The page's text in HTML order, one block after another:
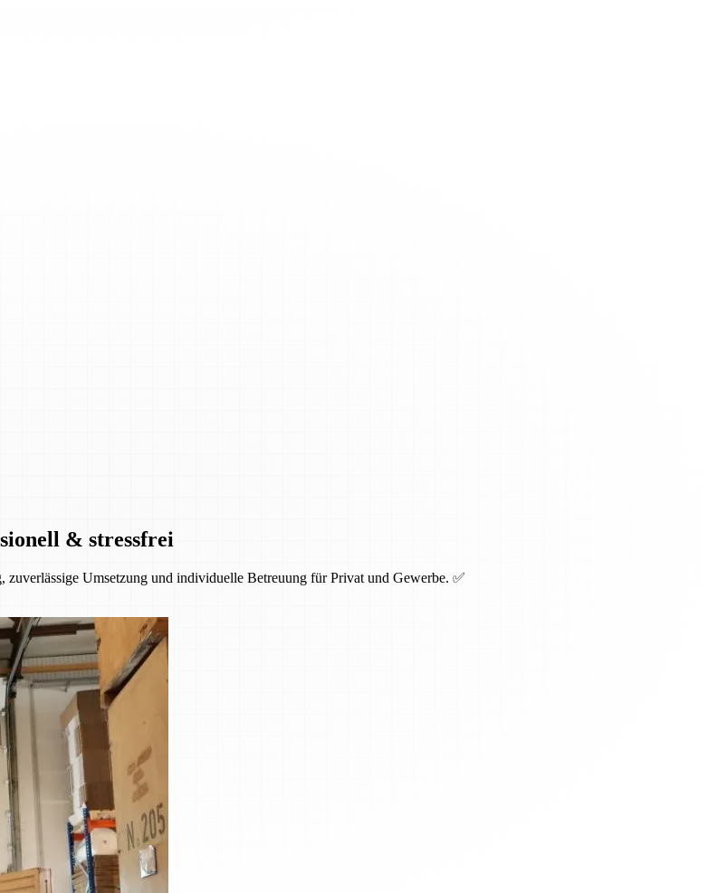
& stressfrei
Umsetzung und individuelle Betreuung für Privat und Gewerbe. ✅